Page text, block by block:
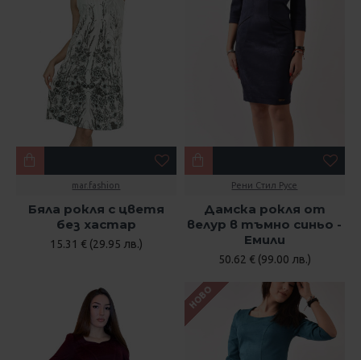
mar.fashion
Бяла рокля с цветя
без хастар
15.31 € (29.95 лв.)
Рени Стил Русе
Дамска рокля от
велур в тъмно синьо -
Емили
50.62 € (99.00 лв.)
НОВО